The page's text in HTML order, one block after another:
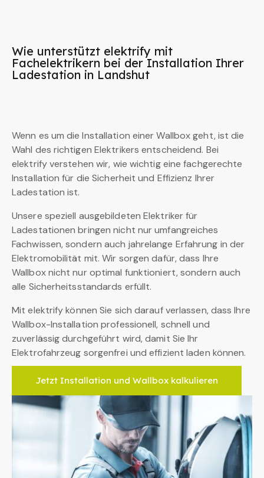
Wie unterstützt elektrify mit
Fachelektrikern bei der Installation Ihrer
Ladestation in Landshut
Wenn es um die Installation einer Wallbox geht, ist die
Wahl des richtigen Elektrikers entscheidend. Bei
elektrify verstehen wir, wie wichtig eine fachgerechte
Installation für die Sicherheit und Effizienz Ihrer
Ladestation ist.
Unsere speziell ausgebildeten Elektriker für
Ladestationen bringen nicht nur umfangreiches
Fachwissen, sondern auch jahrelange Erfahrung in der
Elektromobilität mit. Wir sorgen dafür, dass Ihre
Wallbox nicht nur optimal funktioniert, sondern auch
alle Sicherheitsstandards erfüllt.
Mit elektrify können Sie sich darauf verlassen, dass Ihre
Wallbox-Installation professionell, schnell und
zuverlässig durchgeführt wird, damit Sie Ihr
Elektrofahrzeug sorgenfrei und effizient laden können.
Jetzt Installation und Wallbox kalkulieren